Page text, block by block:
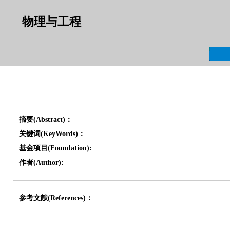
物理与工程
摘要(Abstract)：
关键词(KeyWords)：
基金项目(Foundation):
作者(Author):
参考文献(References)：